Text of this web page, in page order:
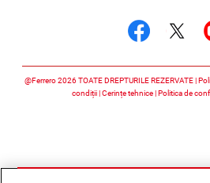
@Ferrero 2026 TOATE DREPTURILE REZERVATE
condiții Cerințe tehnice Politica de